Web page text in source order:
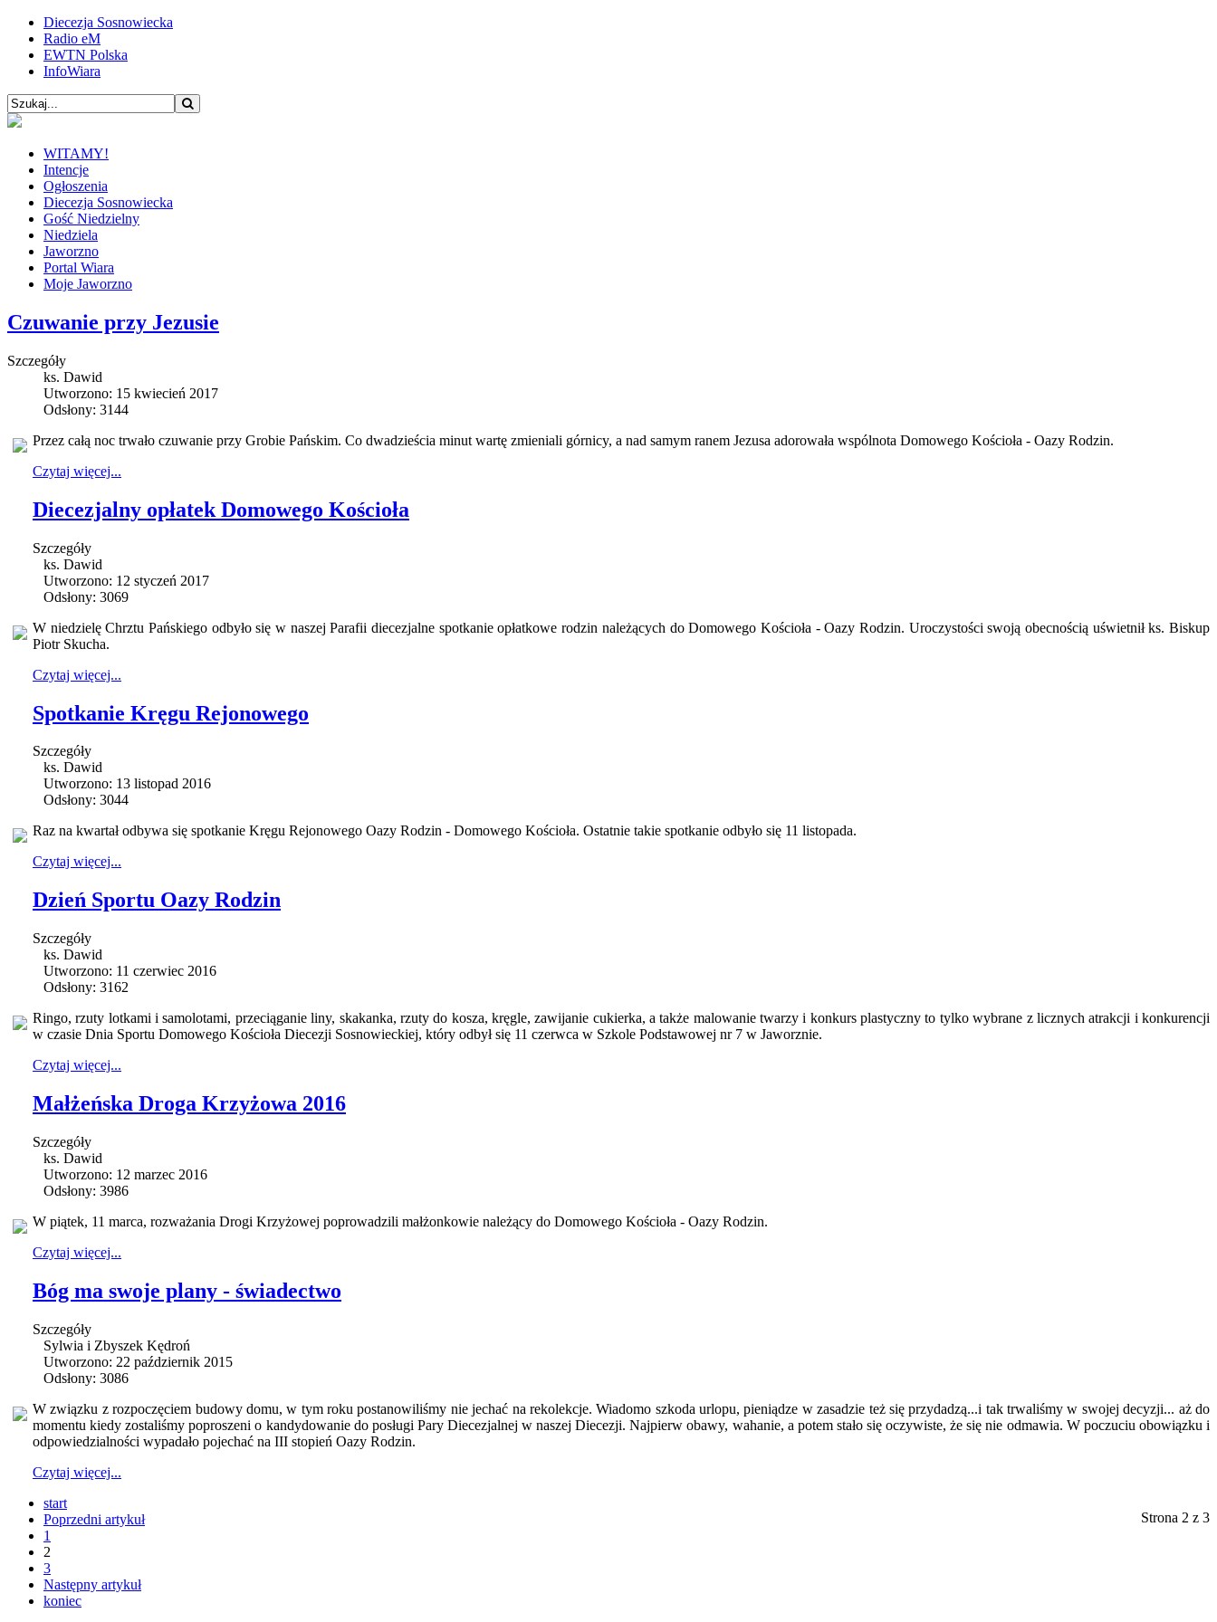
Diecezja Sosnowiecka
Radio eM
EWTN Polska
InfoWiara
WITAMY!
Intencje
Ogłoszenia
Diecezja Sosnowiecka
Gość Niedzielny
Niedziela
Jaworzno
Portal Wiara
Moje Jaworzno
Czuwanie przy Jezusie
Szczegóły
ks. Dawid
Utworzono: 15 kwiecień 2017
Odsłony: 3144
Przez całą noc trwało czuwanie przy Grobie Pańskim. Co dwadzieścia minut wartę zmieniali górnicy, a nad samym ranem Jezusa adorowała wspólnota Domowego Kościoła - Oazy Rodzin.
Czytaj więcej...
Diecezjalny opłatek Domowego Kościoła
Szczegóły
ks. Dawid
Utworzono: 12 styczeń 2017
Odsłony: 3069
W niedzielę Chrztu Pańskiego odbyło się w naszej Parafii diecezjalne spotkanie opłatkowe rodzin należących do Domowego Kościoła - Oazy Rodzin. Uroczystości swoją obecnością uświetnił ks. Biskup
Piotr Skucha.
Czytaj więcej...
Spotkanie Kręgu Rejonowego
Szczegóły
ks. Dawid
Utworzono: 13 listopad 2016
Odsłony: 3044
Raz na kwartał odbywa się spotkanie Kręgu Rejonowego Oazy Rodzin - Domowego Kościoła. Ostatnie takie spotkanie odbyło się 11 listopada.
Czytaj więcej...
Dzień Sportu Oazy Rodzin
Szczegóły
ks. Dawid
Utworzono: 11 czerwiec 2016
Odsłony: 3162
Ringo, rzuty lotkami i samolotami, przeciąganie liny, skakanka, rzuty do kosza, kręgle, zawijanie cukierka, a także malowanie twarzy i konkurs plastyczny to tylko wybrane z licznych atrakcji i konkurencji
w czasie Dnia Sportu Domowego Kościoła Diecezji Sosnowieckiej, który odbył się 11 czerwca w Szkole Podstawowej nr 7 w Jaworznie.
Czytaj więcej...
Małżeńska Droga Krzyżowa 2016
Szczegóły
ks. Dawid
Utworzono: 12 marzec 2016
Odsłony: 3986
W piątek, 11 marca, rozważania Drogi Krzyżowej poprowadzili małżonkowie należący do Domowego Kościoła - Oazy Rodzin.
Czytaj więcej...
Bóg ma swoje plany - świadectwo
Szczegóły
Sylwia i Zbyszek Kędroń
Utworzono: 22 październik 2015
Odsłony: 3086
W związku z rozpoczęciem budowy domu, w tym roku postanowiliśmy nie jechać na rekolekcje. Wiadomo szkoda urlopu, pieniądze w zasadzie też się przydadzą...i tak trwaliśmy w swojej decyzji... aż do
momentu kiedy zostaliśmy poproszeni o kandydowanie do posługi Pary Diecezjalnej w naszej Diecezji. Najpierw obawy, wahanie, a potem stało się oczywiste, że się nie odmawia. W poczuciu obowiązku i
odpowiedzialności wypadało pojechać na III stopień Oazy Rodzin.
Czytaj więcej...
Strona 2 z 3
start
Poprzedni artykuł
1
2
3
Następny artykuł
koniec